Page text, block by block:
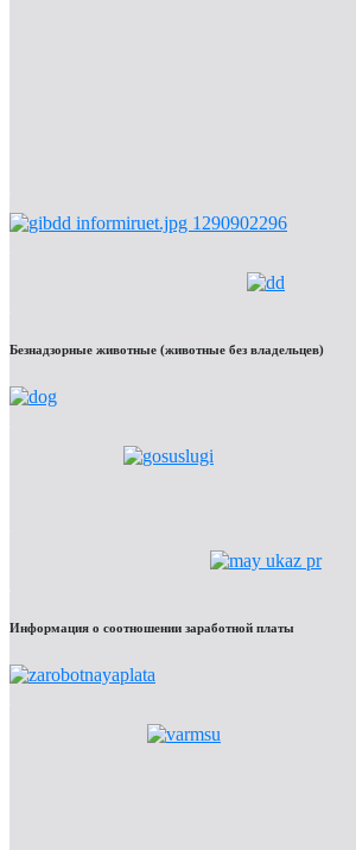
Безнадзорные животные (животные без владельцев)
Информация о соотношении заработной платы